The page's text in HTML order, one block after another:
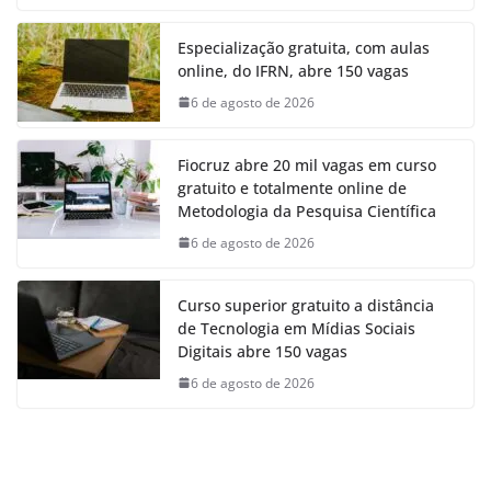
Especialização gratuita, com aulas
online, do IFRN, abre 150 vagas
6 de agosto de 2026
Fiocruz abre 20 mil vagas em curso
gratuito e totalmente online de
Metodologia da Pesquisa Científica
6 de agosto de 2026
Curso superior gratuito a distância
de Tecnologia em Mídias Sociais
Digitais abre 150 vagas
6 de agosto de 2026